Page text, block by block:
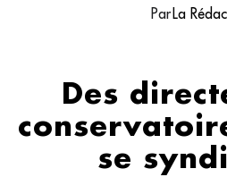
Par La
Des
se